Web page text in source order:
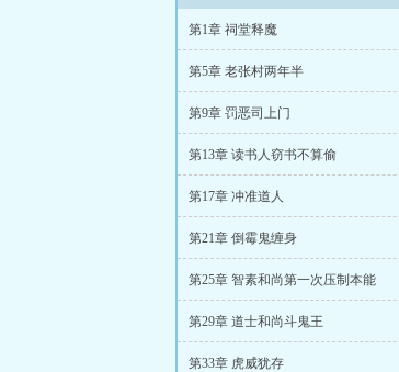
第1章 祠堂释魔
第5章 老张村两年半
第9章 罚恶司上门
第13章 读书人窃书不算偷
第17章 冲准道人
第21章 倒霉鬼缠身
第25章 智素和尚第一次压制本能
第29章 道士和尚斗鬼王
第33章 虎威犹存